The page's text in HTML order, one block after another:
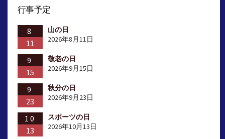
ー
送
り
行事予定
8
11
山の日
2026年8月11日
9
15
敬老の日
2026年9月15日
9
23
秋分の日
2026年9月23日
10
13
スポーツの日
2026年10月13日